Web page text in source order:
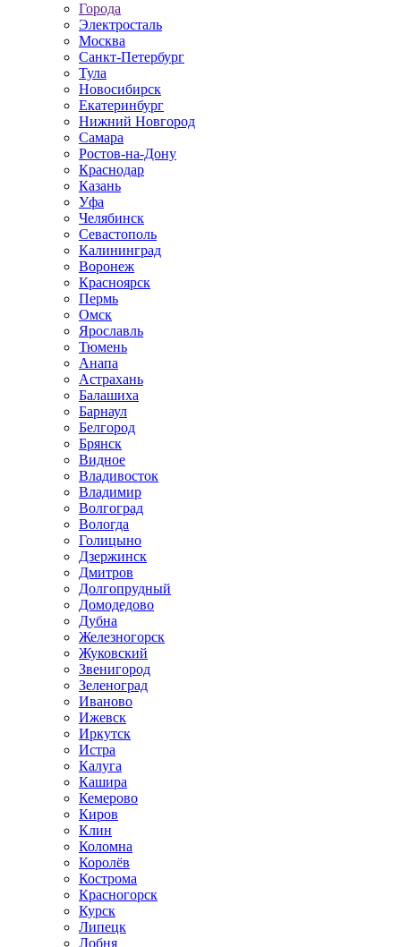
Города
Электросталь
Москва
Санкт-Петербург
Тула
Новосибирск
Екатеринбург
Нижний Новгород
Самара
Ростов-на-Дону
Краснодар
Казань
Уфа
Челябинск
Севастополь
Калининград
Воронеж
Красноярск
Пермь
Омск
Ярославль
Тюмень
Анапа
Астрахань
Балашиха
Барнаул
Белгород
Брянск
Видное
Владивосток
Владимир
Волгоград
Вологда
Голицыно
Дзержинск
Дмитров
Долгопрудный
Домодедово
Дубна
Железногорск
Жуковский
Звенигород
Зеленоград
Иваново
Ижевск
Иркутск
Истра
Калуга
Кашира
Кемерово
Киров
Клин
Коломна
Королёв
Кострома
Красногорск
Курск
Липецк
Лобня